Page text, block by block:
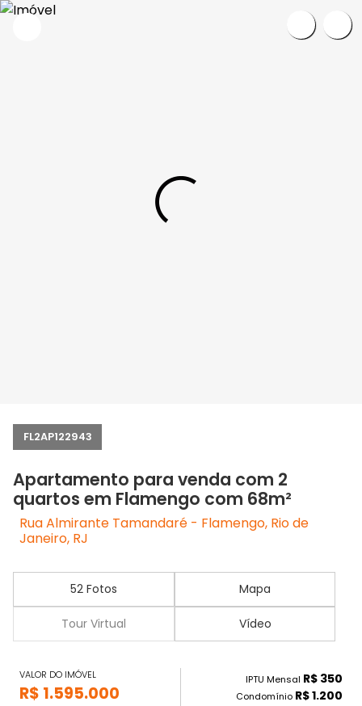
FL2AP122943
Apartamento para venda com 2
quartos em Flamengo com 68m²
Rua Almirante Tamandaré - Flamengo, Rio de
Janeiro, RJ
52 Fotos Mapa
Tour Virtual Vídeo
VALOR DO IMÓVEL
R$ 1.595.000
IPTU Mensal R$ 350
Condomínio R$ 1.200